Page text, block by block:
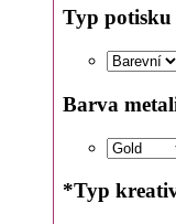
Typ potisku
Barva
*Typ